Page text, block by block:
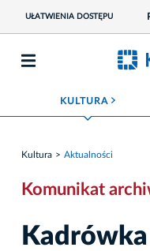
UŁATWIENIA DOSTĘPU
KULTURA ROZWIŃ MENU
Kultura Aktualności
Komunikat